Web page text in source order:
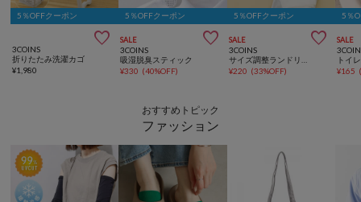
5％OFFクーポン

3COINS
折りたたみ洗濯カゴ
¥1,980
5％OFFクーポン
SALE 
3COINS
吸湿脱臭スティック
¥330 (40%OFF)
5％OFFクーポン
SALE 
3COINS
¥220 (33%OFF)
5％
SALE
トイ
¥165
おすすめトピック
ファッション